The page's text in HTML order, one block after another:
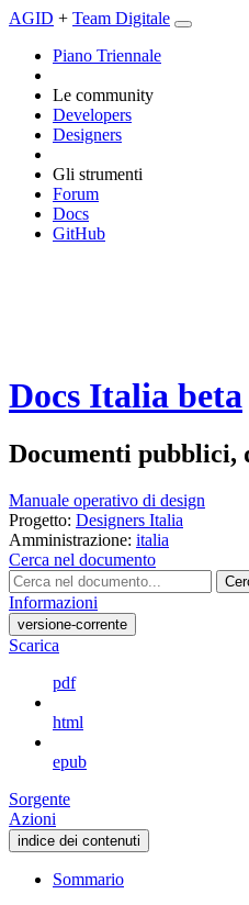
AGID + Team Digitale
Piano Triennale
Le community
Developers
Designers
Gli strumenti
Forum
Docs
GitHub
Docs Italia beta
Documenti pubblici,
Manuale operativo di design
Progetto: Designers Italia
Amministrazione: italia
Cerca nel documento
Informazioni
versione-corrente
Scarica
pdf
html
epub
Sorgente
Azioni
indice dei contenuti
Sommario